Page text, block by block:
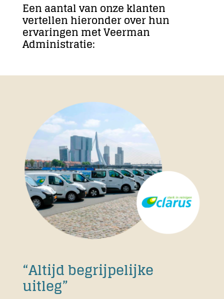
Contact
Een aantal van onze klanten
vertellen hieronder over hun
ervaringen met Veerman
Administratie:
“Altijd begrijpelijke
uitleg”